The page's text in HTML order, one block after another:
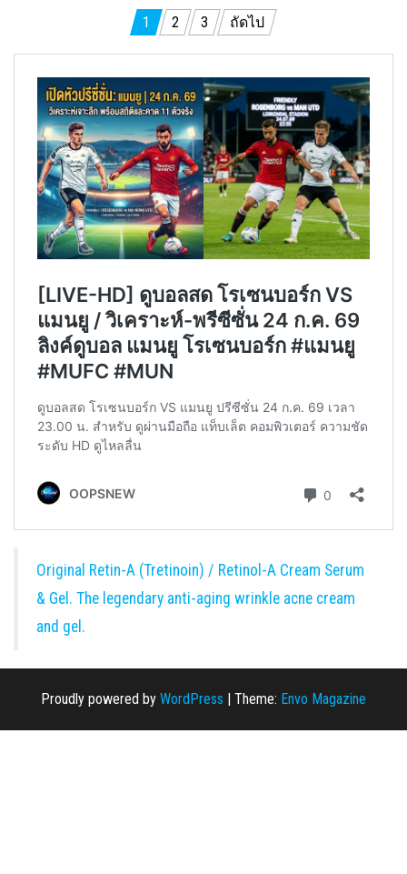
pagination
1 2 3 ถัดไป
Original Retin-A (Tretinoin) / Retinol-A Cream Serum
& Gel. The legendary anti-aging wrinkle acne cream
and gel.
Proudly powered by WordPress Theme: Envo Magazine